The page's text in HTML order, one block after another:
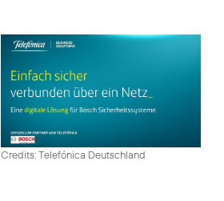
Credits: Telefónica Deutschland